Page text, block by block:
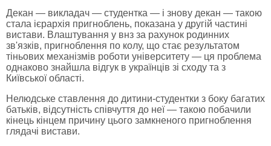
Декан — викладач — студентка — і знову декан — такою
стала ієрархія пригноблень, показана у другій частині
вистави. Влаштування у внз за рахунок родинних
зв'язків, пригноблення по колу, що стає результатом
тіньових механізмів роботи університету — ця проблема
однаково знайшла відгук в українців зі сходу та з
Київської області.
Нелюдське ставлення до дитини-студентки з боку багатих
батьків, відсутність співчуття до неї — такою побачили
кінець кінцем причину цього замкненого пригноблення
глядачі вистави.